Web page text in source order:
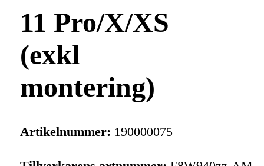
11 Pro/X/XS
(exkl
montering)
Artikelnummer: 190000075